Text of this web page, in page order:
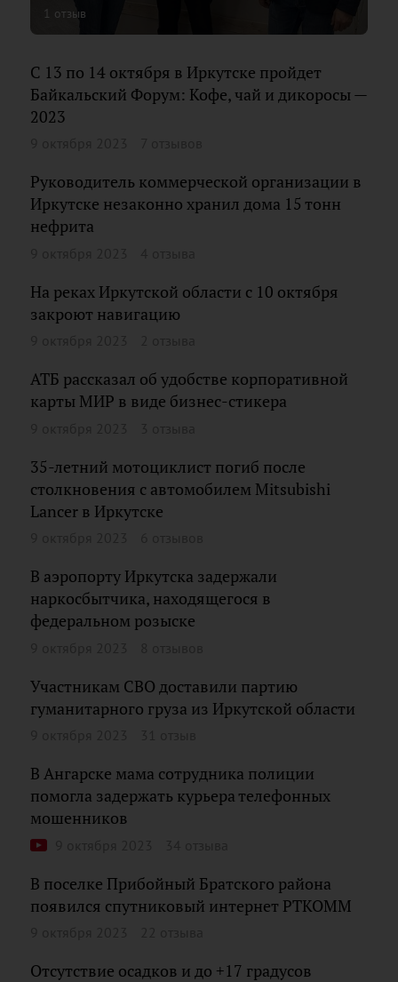
1 отзыв
С 13 по 14 октября в Иркутске пройдет
Байкальский Форум: Кофе, чай и дикоросы —
2023
Руководитель коммерческой организации в
Иркутске незаконно хранил дома 15 тонн
нефрита
На реках Иркутской области с 10 октября
закроют навигацию
АТБ рассказал об удобстве корпоративной
карты МИР в виде бизнес-стикера
35-летний мотоциклист погиб после
столкновения с автомобилем Mitsubishi
Lancer в Иркутске
В аэропорту Иркутска задержали
наркосбытчика, находящегося в
федеральном розыске
Участникам СВО доставили партию
гуманитарного груза из Иркутской области
В Ангарске мама сотрудника полиции
помогла задержать курьера телефонных
мошенников
В поселке Прибойный Братского района
появился спутниковый интернет РТКОММ
Отсутствие осадков и до +17 градусов